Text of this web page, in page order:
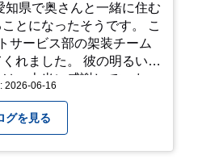
すくなることがありま
しておくと安心ですね。
の年の気候によって見頃
ける前に必ず公式情報や
わりに 梅雨の
から「お出かけを楽しむ
そんな素敵な場所です。
知県で奥さんと一緒に住む
とになったそうです。 こ
サービス部の架装チーム
れました。 彼の明るい笑
、本当に感謝していま
します。 チュオンさんの
タートを、みんなで応援
さん、今まで本当にありが
2026-06-16
グを見る